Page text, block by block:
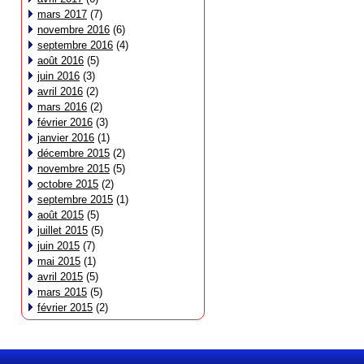
mars 2017 (7)
novembre 2016 (6)
septembre 2016 (4)
août 2016 (5)
juin 2016 (3)
avril 2016 (2)
mars 2016 (2)
février 2016 (3)
janvier 2016 (1)
décembre 2015 (2)
novembre 2015 (5)
octobre 2015 (2)
septembre 2015 (1)
août 2015 (5)
juillet 2015 (5)
juin 2015 (7)
mai 2015 (1)
avril 2015 (5)
mars 2015 (5)
février 2015 (2)